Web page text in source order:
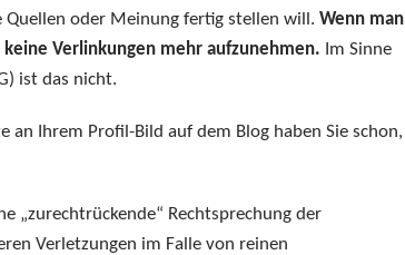
oder Meinung fertig stellen will. Wenn man
Verlinkungen mehr aufzunehmen. Im Sinne
ist das nicht.
an Ihrem Profil-Bild auf dem Blog haben Sie schon,
„zurechtrückende“ Rechtsprechung der
Verletzungen im Falle von reinen